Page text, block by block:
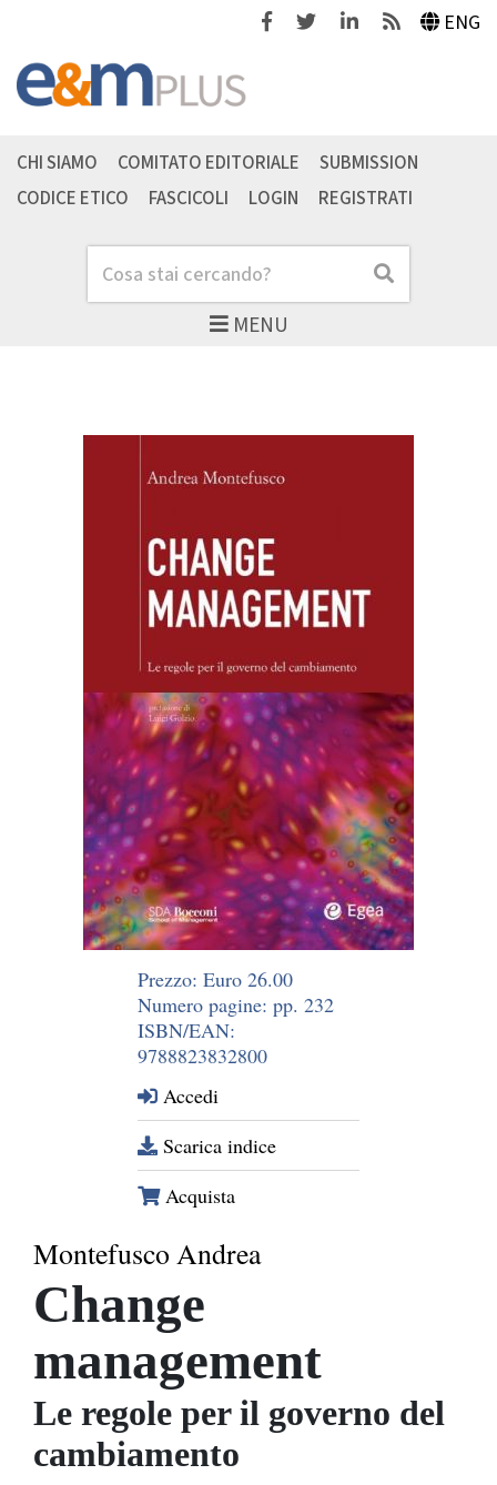
FacebookTwitterLinkedinFeeds ENG
MENU
Cerca Cerca
CHI SIAMO COMITATO EDITORIALE
SUBMISSION
CODICE ETICO
FASCICOLI LOGIN REGISTRATI
Montefusco Andrea
Change
management
Le regole per il governo del
cambiamento
Prezzo: Euro 26.00
Numero pagine: pp. 232
ISBN/EAN:
9788823832800
Accedi
Scarica indice
Acquista